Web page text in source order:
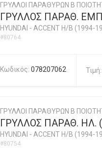
ΓΡΥΛΛΟΙ ΠΑΡΑΘΥΡΩΝ Β
ΓΡΥΛΛΟΣ ΠΑΡΑΘ.
HYUNDAI - ACCENT H/B (1994-
#80764
Κωδικός: 078207062 Τιμή:
ΓΡΥΛΛΟΙ ΠΑΡΑΘΥΡΩΝ Β
ΓΡΥΛΛΟΣ ΠΑΡΑΘ. ΗΛ.
HYUNDAI - ACCENT H/B (1994-
#80754